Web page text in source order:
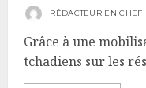
RÉDACTEUR EN CHEF
Grâce à une
tchadiens sur les